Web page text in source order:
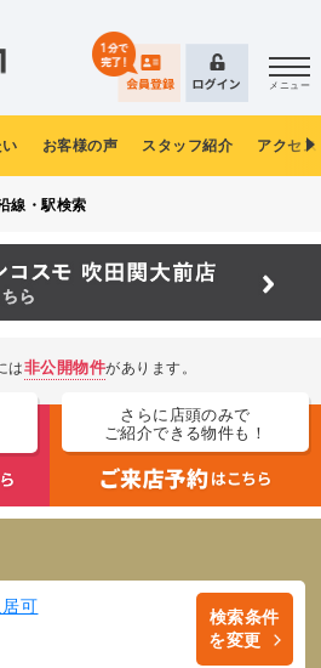
メニュー
お客様の声 スタッフ紹介 アクセ
線・駅検索
は非公開物件があります。
さらに店頭のみで
ご紹介できる物件も！
居可
検索条件
を変更